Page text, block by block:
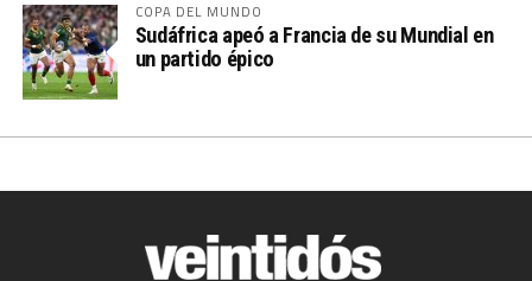
COPA DEL MUNDO
Sudáfrica apeó a Francia de su Mundial en
un partido épico